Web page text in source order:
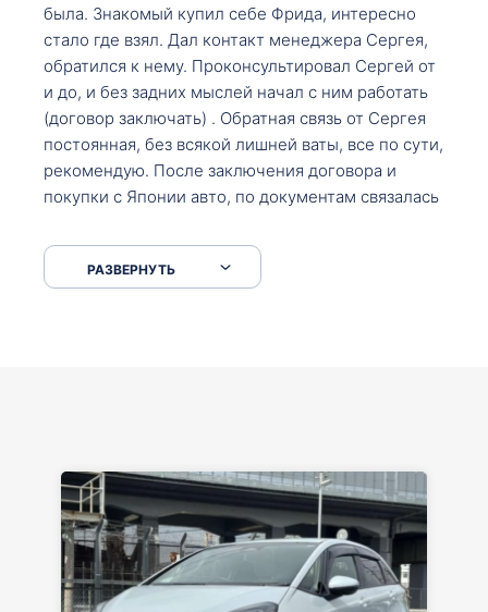
была. Знакомый купил себе Фрида, интересно
стало где взял. Дал контакт менеджера Сергея,
обратился к нему. Проконсультировал Сергей от
и до, и без задних мыслей начал с ним работать
(договор заключать) . Обратная связь от Сергея
постоянная, без всякой лишней ваты, все по сути,
рекомендую. После заключения договора и
покупки с Японии авто, по документам связалась
что заполнить, куда зайти, образцы и т.д. После
приехал за авто. Меня тепло встретили Сергей с
РАЗВЕРНУТЬ